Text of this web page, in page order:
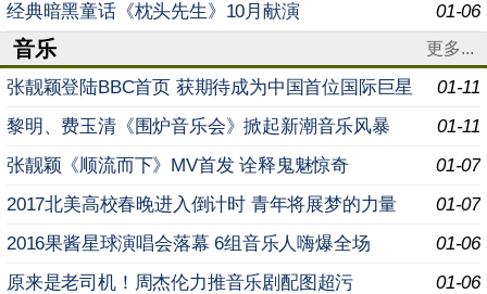
01-06
经典暗黑童话《枕头先生》10月献演
音乐 更多...
01-11
张靓颖登陆BBC首页 获期待成为中国首位国际巨星
01-11
黎明、费玉清《围炉音乐会》掀起新潮音乐风暴
01-07
张靓颖《顺流而下》MV首发 诠释鬼魅惊奇
01-07
2017北美高校春晚进入倒计时 青年将展梦的力量
01-06
2016果酱星球演唱会落幕 6组音乐人嗨爆全场
01-06
原来是老司机！周杰伦力推音乐剧配图超污